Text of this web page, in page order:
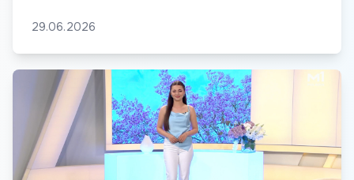
29.06.2026